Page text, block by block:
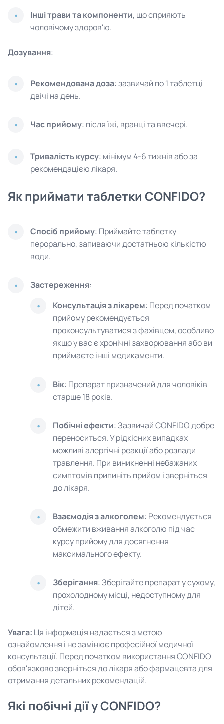
Інші трави та компоненти, що сприяють
чоловічому здоров'ю.
Дозування:
Рекомендована доза: зазвичай по 1 таблетці
двічі на день.
Час прийому: після їжі, вранці та ввечері.
Тривалість курсу: мінімум 4-6 тижнів або за
рекомендацією лікаря.
Як приймати таблетки CONFIDO?
Спосіб прийому: Приймайте таблетку
перорально, запиваючи достатньою кількістю
води.
Застереження:
Консультація з лікарем: Перед початком
прийому рекомендується
проконсультуватися з фахівцем, особливо
якщо у вас є хронічні захворювання або ви
приймаєте інші медикаменти.
Вік: Препарат призначений для чоловіків
старше 18 років.
Побічні ефекти: Зазвичай CONFIDO добре
переноситься. У рідкісних випадках
можливі алергічні реакції або розлади
травлення. При виникненні небажаних
симптомів припиніть прийом і зверніться
до лікаря.
Взаємодія з алкоголем: Рекомендується
обмежити вживання алкоголю під час
курсу прийому для досягнення
максимального ефекту.
Зберігання: Зберігайте препарат у сухому,
прохолодному місці, недоступному для
дітей.
Увага: Ця інформація надається з метою
ознайомлення і не замінює професійної медичної
консультації. Перед початком використання CONFIDO
обов'язково зверніться до лікаря або фармацевта для
отримання детальних рекомендацій.
Які побічні дії у CONFIDO?